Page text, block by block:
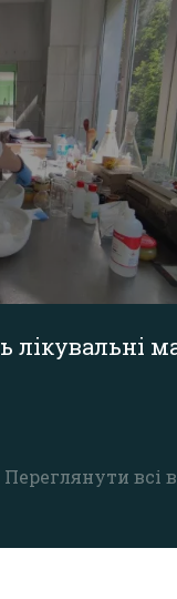
Переглянути всі
лікувальні